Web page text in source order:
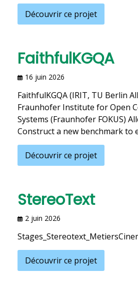
Découvrir ce projet
FaithfulKGQA
16 juin 2026
FaithfulKGQA (IRIT, TU Berlin
Fraunhofer Institute for Open
Systems (Fraunhofer FOKUS)
Construct a new benchmark to
Découvrir ce projet
StereoText
2 juin 2026
Découvrir ce projet